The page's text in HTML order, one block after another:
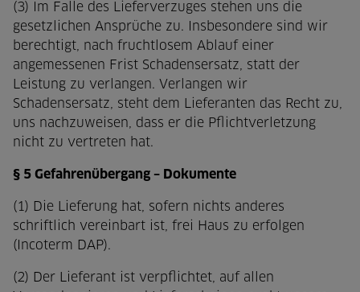
(3) Im Falle des Lieferverzuges stehen uns die
gesetzlichen Ansprüche zu. Insbesondere sind wir
berechtigt, nach fruchtlosem Ablauf einer
angemessenen Frist Schadensersatz, statt der
Leistung zu verlangen. Verlangen wir
Schadensersatz, steht dem Lieferanten das Recht zu,
uns nachzuweisen, dass er die Pflichtverletzung
nicht zu vertreten hat.
§ 5 Gefahrenübergang – Dokumente
(1) Die Lieferung hat, sofern nichts anderes
schriftlich vereinbart ist, frei Haus zu erfolgen
(Incoterm DAP).
(2) Der Lieferant ist verpflichtet, auf allen